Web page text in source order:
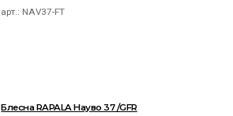
арт.: NAV37-FT
Блесна RAPALA Науво 37 /GFR